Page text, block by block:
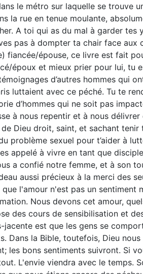
le métro sur laquelle se trouve
la rue en tenue moulante,
A toi qui as du mal à garder tes
pas à dompter ta chair face aux
fiancée/épouse, ce livre est fait
époux et mieux prier pour lui, tu
d’autres hommes qui
luttaient avec ce péché. Tu te
d’hommes qui ne soit pas
à nous repentir et à nous
Dieu droit, saint, et sachant
problème sexuel pour t’aider à
appelé à vivre en tant que
a confié notre femme, et à son
aussi précieux à la merci des
l'amour n'est pas un sentiment
Nous devons cet amour,
des cours de sensibilisation et
jacente est que les gens se
Dans la Bible, toutefois, Dieu
les bons sentiments suivront. Si
L'envie viendra avec le temps.